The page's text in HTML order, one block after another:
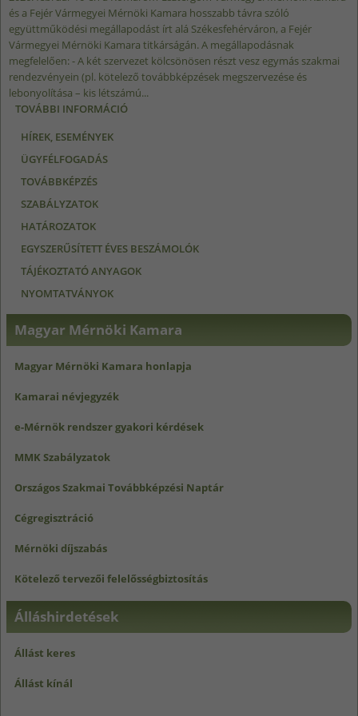
és a Fejér Vármegyei Mérnöki Kamara hosszabb távra szóló
együttműködési megállapodást írt alá Székesfehérváron, a Fejér
Vármegyei Mérnöki Kamara titkárságán. A megállapodásnak
megfelelően: - A két szervezet kölcsönösen részt vesz egymás szakmai
rendezvényein (pl. kötelező továbbképzések megszervezése és
lebonyolítása – kis létszámú...
TOVÁBBI INFORMÁCIÓ
HÍREK, ESEMÉNYEK
ÜGYFÉLFOGADÁS
TOVÁBBKÉPZÉS
SZABÁLYZATOK
HATÁROZATOK
EGYSZERŰSÍTETT ÉVES BESZÁMOLÓK
TÁJÉKOZTATÓ ANYAGOK
NYOMTATVÁNYOK
Magyar Mérnöki Kamara
Magyar Mérnöki Kamara honlapja
Kamarai névjegyzék
e-Mérnök rendszer gyakori kérdések
MMK Szabályzatok
Országos Szakmai Továbbképzési Naptár
Cégregisztráció
Mérnöki díjszabás
Kötelező tervezői felelősségbiztosítás
Álláshirdetések
Állást keres
Állást kínál